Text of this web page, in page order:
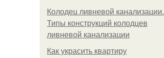
Колодец ливневой канализации.
Типы конструкций колодцев
ливневой канализации
Как украсить квартиру